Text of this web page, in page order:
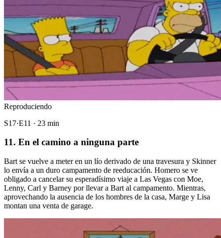
Reproduciendo
S17·E11 · 23 min
11. En el camino a ninguna parte
Bart se vuelve a meter en un lío derivado de una travesura y Skinner
lo envía a un duro campamento de reeducación. Homero se ve
obligado a cancelar su esperadísimo viaje a Las Vegas con Moe,
Lenny, Carl y Barney por llevar a Bart al campamento. Mientras,
aprovechando la ausencia de los hombres de la casa, Marge y Lisa
montan una venta de garage.